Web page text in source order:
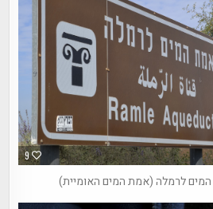
9
לרמלה (אמת המים האומיית)